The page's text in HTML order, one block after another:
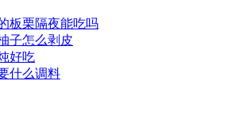
板栗隔夜能吃吗
子怎么剥皮
好吃
什么调料